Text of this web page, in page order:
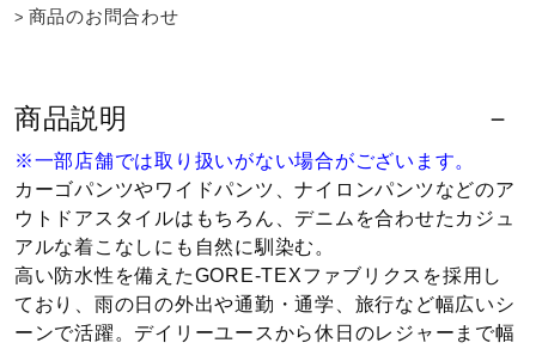
寝具／ミズノスリープ
アウトドア／レイン
サポーター
健康／エクササイズ
商品のお問合わせ
商品説明
※一部店舗では取り扱いがない場合がございます。
カーゴパンツやワイドパンツ、ナイロンパンツなどのア
ウトドアスタイルはもちろん、デニムを合わせたカジュ
アルな着こなしにも自然に馴染む。
高い防水性を備えたGORE-TEXファブリクスを採用し
ており、雨の日の外出や通勤・通学、旅行など幅広いシ
ーンで活躍。デイリーユースから休日のレジャーまで幅